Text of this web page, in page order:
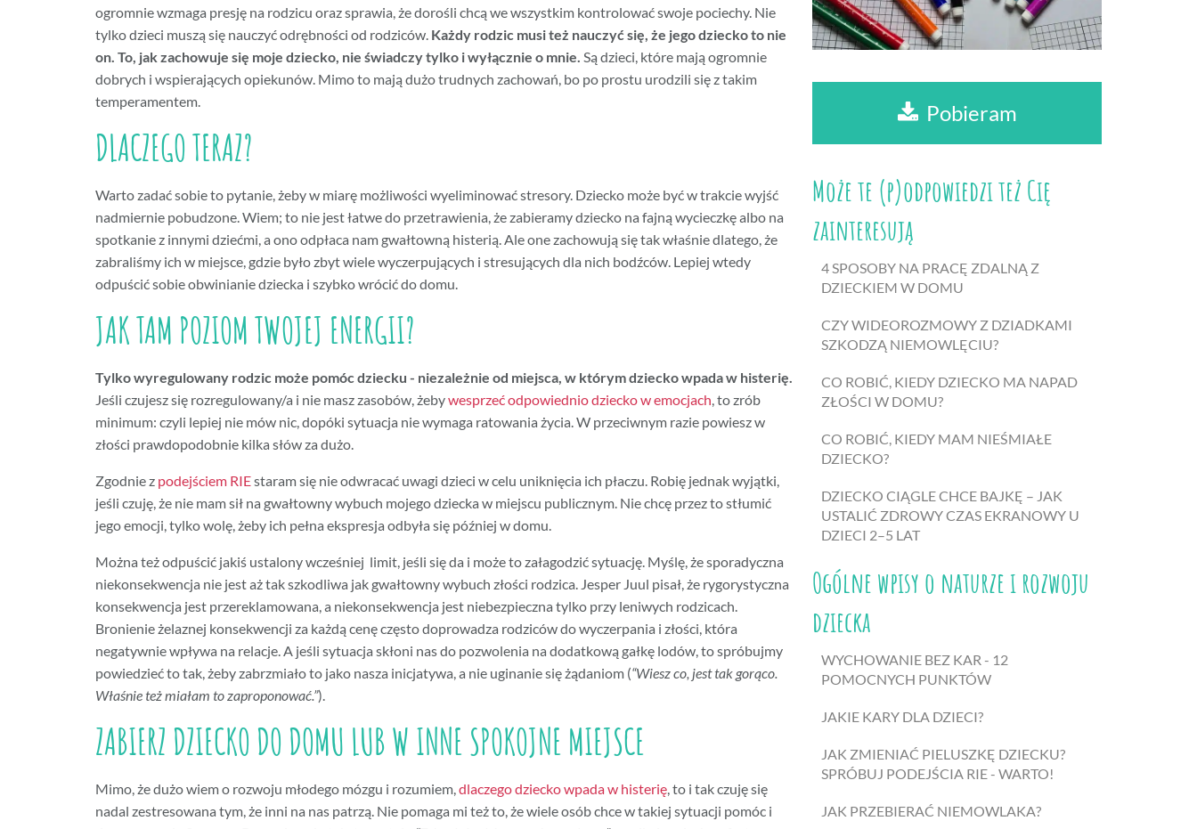
ogromnie wzmaga presję na rodzicu oraz sprawia, że dorośli chcą we wszystkim kontrolować swoje pociechy. Nie
tylko dzieci muszą się nauczyć odrębności od rodziców. Każdy rodzic musi też nauczyć się, że jego dziecko to nie
on. To, jak zachowuje się moje dziecko, nie świadczy tylko i wyłącznie o mnie. Są dzieci, które mają ogromnie
dobrych i wspierających opiekunów. Mimo to mają dużo trudnych zachowań, bo po prostu urodzili się z takim
temperamentem.
DLACZEGO TERAZ?
Warto zadać sobie to pytanie, żeby w miarę możliwości wyeliminować stresory. Dziecko może być w trakcie wyjść
nadmiernie pobudzone. Wiem; to nie jest łatwe do przetrawienia, że zabieramy dziecko na fajną wycieczkę albo na
spotkanie z innymi dziećmi, a ono odpłaca nam gwałtowną histerią. Ale one zachowują się tak właśnie dlatego, że
zabraliśmy ich w miejsce, gdzie było zbyt wiele wyczerpujących i stresujących dla nich bodźców. Lepiej wtedy
odpuścić sobie obwinianie dziecka i szybko wrócić do domu.
JAK TAM POZIOM TWOJEJ ENERGII?
Tylko wyregulowany rodzic może pomóc dziecku - niezależnie od miejsca, w którym dziecko wpada w histerię.
Jeśli czujesz się rozregulowany/a i nie masz zasobów, żebywesprzeć odpowiednio dziecko w emocjach, to zrób
minimum: czyli lepiej nie mów nic, dopóki sytuacja nie wymaga ratowania życia. W przeciwnym razie powiesz w
złości prawdopodobnie kilka słów za dużo.
Zgodnie z podejściem RIEstaram się nie odwracać uwagi dzieci w celu uniknięcia ich płaczu. Robię jednak wyjątki,
jeśli czuję, że nie mam sił na gwałtowny wybuch mojego dziecka w miejscu publicznym. Nie chcę przez to stłumić
jego emocji, tylko wolę, żeby ich pełna ekspresja odbyła się później w domu.
Można też odpuścić jakiś ustalony wcześniej limit, jeśli się da i może to załagodzić sytuację. Myślę, że sporadyczna
niekonsekwencja nie jest aż tak szkodliwa jak gwałtowny wybuch złości rodzica. Jesper Juul pisał, że rygorystyczna
konsekwencja jest przereklamowana, a niekonsekwencja jest niebezpieczna tylko przy leniwych rodzicach.
Bronienie żelaznej konsekwencji za każdą cenę często doprowadza rodziców do wyczerpania i złości, która
negatywnie wpływa na relacje. A jeśli sytuacja skłoni nas do pozwolenia na dodatkową gałkę lodów, to spróbujmy
powiedzieć to tak, żeby zabrzmiało to jako nasza inicjatywa, a nie uginanie się żądaniom (“Wiesz co, jest tak gorąco.
Właśnie też miałam to zaproponować.”).
ZABIERZ DZIECKO DO DOMU LUB W INNE SPOKOJNE MIEJSCE
Mimo, że dużo wiem o rozwoju młodego mózgu i rozumiem,dlaczego dziecko wpada w histerię, to i tak czuję się
nadal zestresowana tym, że inni na nas patrzą. Nie pomaga mi też to, że wiele osób chce w takiej sytuacji pomóc i
Pobieram
Może te (p)odpowiedzi też Cię
zainteresują
4 SPOSOBY NA PRACĘ ZDALNĄ Z
DZIECKIEM W DOMU
CZY WIDEOROZMOWY Z DZIADKAMI
SZKODZĄ NIEMOWLĘCIU?
CO ROBIĆ, KIEDY DZIECKO MA NAPAD
ZŁOŚCI W DOMU?
CO ROBIĆ, KIEDY MAM NIEŚMIAŁE
DZIECKO?
DZIECKO CIĄGLE CHCE BAJKĘ – JAK
USTALIĆ ZDROWY CZAS EKRANOWY U
DZIECI 2–5 LAT
Ogólne wpisy o naturze i rozwoju
dziecka
WYCHOWANIE BEZ KAR - 12
POMOCNYCH PUNKTÓW
JAKIE KARY DLA DZIECI?
JAK ZMIENIAĆ PIELUSZKĘ DZIECKU?
SPRÓBUJ PODEJŚCIA RIE - WARTO!
JAK PRZEBIERAĆ NIEMOWLAKA?